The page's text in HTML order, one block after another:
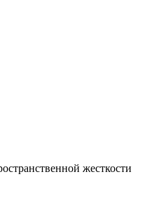
жесткости